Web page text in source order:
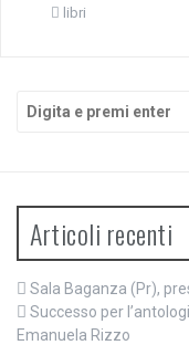
libri
Articoli recenti
Sala Baganza (Pr),
Successo per
Emanuela Rizzo